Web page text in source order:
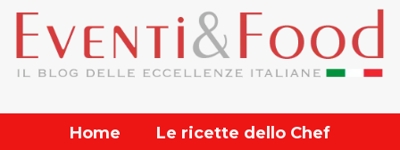
Home
Le ricette dello Chef